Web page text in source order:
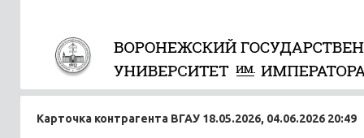
Карточка контрагента ВГАУ 18.05.2026, 04.06.2026 20:49